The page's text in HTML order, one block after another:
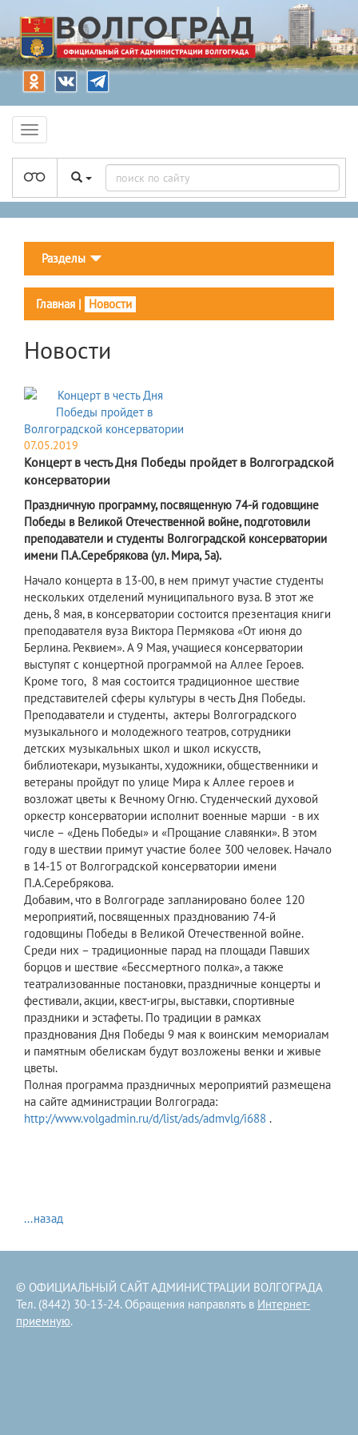
Разделы
Главная | Новости
Новости
07.05.2019
Концерт в честь Дня Победы пройдет в Волгоградской
консерватории
Праздничную программу, посвященную 74-й годовщине
Победы в Великой Отечественной войне, подготовили
преподаватели и студенты Волгоградской консерватории
имени П.А.Серебрякова (ул. Мира, 5а).
Начало концерта в 13-00, в нем примут участие студенты
нескольких отделений муниципального вуза. В этот же
день, 8 мая, в консерватории состоится презентация книги
преподавателя вуза Виктора Пермякова «От июня до
Берлина. Реквием». А 9 Мая, учащиеся консерватории
выступят с концертной программой на Аллее Героев.
Кроме того, 8 мая состоится традиционное шествие
представителей сферы культуры в честь Дня Победы.
Преподаватели и студенты, актеры Волгоградского
музыкального и молодежного театров, сотрудники
детских музыкальных школ и школ искусств,
библиотекари, музыканты, художники, общественники и
ветераны пройдут по улице Мира к Аллее героев и
возложат цветы к Вечному Огню. Студенческий духовой
оркестр консерватории исполнит военные марши - в их
числе – «День Победы» и «Прощание славянки». В этом
году в шествии примут участие более 300 человек. Начало
в 14-15 от Волгоградской консерватории имени
П.А.Серебрякова.
Добавим, что в Волгограде запланировано более 120
мероприятий, посвященных празднованию 74-й
годовщины Победы в Великой Отечественной войне.
Среди них – традиционные парад на площади Павших
борцов и шествие «Бессмертного полка», а также
театрализованные постановки, праздничные концерты и
фестивали, акции, квест-игры, выставки, спортивные
праздники и эстафеты. По традиции в рамках
празднования Дня Победы 9 мая к воинским мемориалам
и памятным обелискам будут возложены венки и живые
цветы.
Полная программа праздничных мероприятий размещена
на сайте администрации Волгограда:
http://www.volgadmin.ru/d/list/ads/admvlg/i688 .
...назад
© ОФИЦИАЛЬНЫЙ САЙТ АДМИНИСТРАЦИИ ВОЛГОГРАДА
Тел. (8442) 30-13-24. Обращения направлять в Интернет-
приемную.